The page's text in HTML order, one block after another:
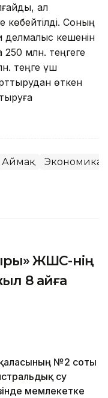
ал
көбейтілді. Соның
делмалыс кешенін
250 млн. теңгеге
теңге үш
өткен
Аймақ Экономика
ЖШС-нің
8 айға
№2 соты
су
мемлекетке